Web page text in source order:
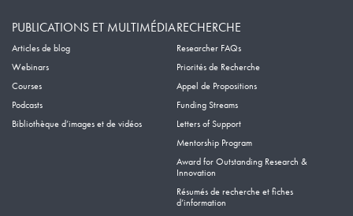
PUBLICATIONS ET MULTIMÉDIA
Articles de blog
Webinars
Courses
Podcasts
Bibliothèque d’images et de vidéos
RECHERCHE
Researcher FAQs
Priorités de Recherche
Appel de Propositions
Funding Streams
Letters of Support
Mentorship Program
Award for Outstanding Research &
Innovation
Résumés de recherche et fiches
d’information